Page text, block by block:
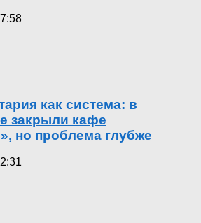
как система: в
закрыли кафе
но проблема глубже